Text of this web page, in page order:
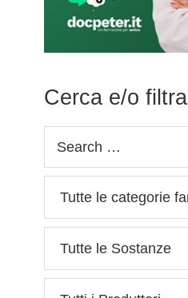
Cerca e/o filtra